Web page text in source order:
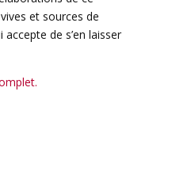
et sources de
de s’en laisser